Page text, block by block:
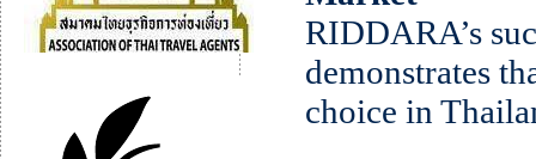
RIDDARA’s
demonstrates
choice in